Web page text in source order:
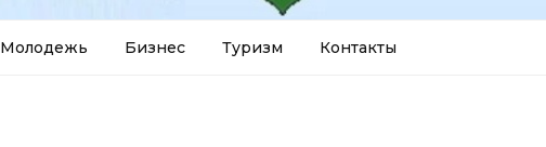
Молодежь Бизнес Туризм Контакты